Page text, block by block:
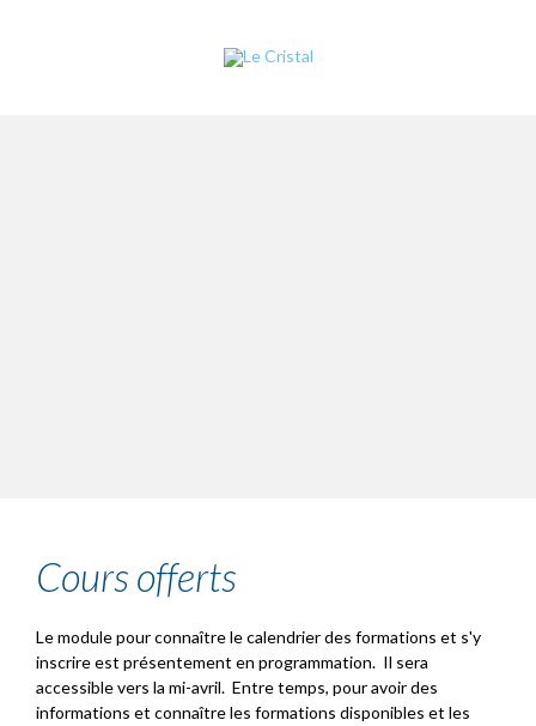
Cours offerts
Le module pour connaître le calendrier des formations et s'y
inscrire est présentement en programmation. Il sera
accessible vers la mi-avril. Entre temps, pour avoir des
informations et connaître les formations disponibles et les